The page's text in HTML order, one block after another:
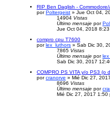
RIP Ben Daglish - Commodore/
porPoltergeist » Jue Oct 04,
14904 Vistas
Último mensaje por
Jue Oct 04, 2018 8:23
compro cpu T7600
porlex_luthors » Sab Dic 30,
7865 Vistas
Último mensaje por
Sab Dic 30, 2017
COMPRO PS VITA y/o PS3 (o
porcranorve » Mié Dic 27,
8696 Vistas
Último mensaje por
Mié Dic 27, 2017 1:50